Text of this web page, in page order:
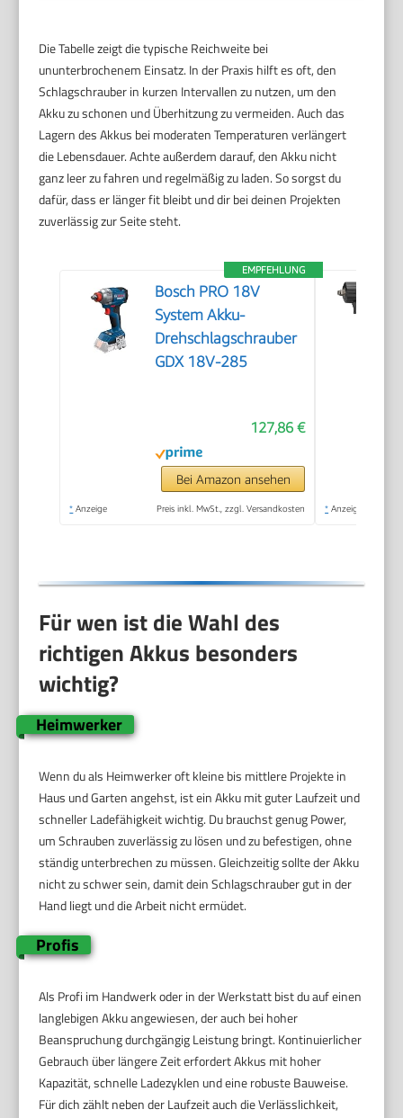
Die Tabelle zeigt die typische Reichweite bei
ununterbrochenem Einsatz. In der Praxis hilft es oft, den
Schlagschrauber in kurzen Intervallen zu nutzen, um den
Akku zu schonen und Überhitzung zu vermeiden. Auch das
Lagern des Akkus bei moderaten Temperaturen verlängert
die Lebensdauer. Achte außerdem darauf, den Akku nicht
ganz leer zu fahren und regelmäßig zu laden. So sorgst du
dafür, dass er länger fit bleibt und dir bei deinen Projekten
zuverlässig zur Seite steht.
EMPFEHLUNG
Bosch PRO 18V
System Akku-
Drehschlagschrauber
GDX 18V-285
127,86 €
Bei Amazon ansehen
* Anzeige Preis inkl. MwSt., zzgl. Versandkosten * Anzeige
Für wen ist die Wahl des
richtigen Akkus besonders
wichtig?
Heimwerker
Wenn du als Heimwerker oft kleine bis mittlere Projekte in
Haus und Garten angehst, ist ein Akku mit guter Laufzeit und
schneller Ladefähigkeit wichtig. Du brauchst genug Power,
um Schrauben zuverlässig zu lösen und zu befestigen, ohne
ständig unterbrechen zu müssen. Gleichzeitig sollte der Akku
nicht zu schwer sein, damit dein Schlagschrauber gut in der
Hand liegt und die Arbeit nicht ermüdet.
Profis
Als Profi im Handwerk oder in der Werkstatt bist du auf einen
langlebigen Akku angewiesen, der auch bei hoher
Beanspruchung durchgängig Leistung bringt. Kontinuierlicher
Gebrauch über längere Zeit erfordert Akkus mit hoher
Kapazität, schnelle Ladezyklen und eine robuste Bauweise.
Für dich zählt neben der Laufzeit auch die Verlässlichkeit,